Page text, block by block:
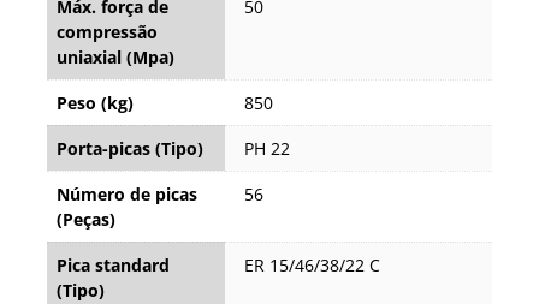
Máx. força de
compressão
uniaxial (Mpa)
50
Peso (kg)
850
Porta-picas (Tipo)
PH 22
Número de picas
(Peças)
56
Pica standard
(Tipo)
ER 15/46/38/22 C